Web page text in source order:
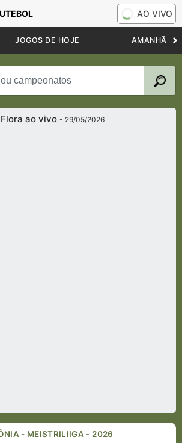
AO VIVO
JOGOS DE HOJE AMANHÃ
Flora ao vivo- 29/05/2026
- MEISTRILIIGA - 2026